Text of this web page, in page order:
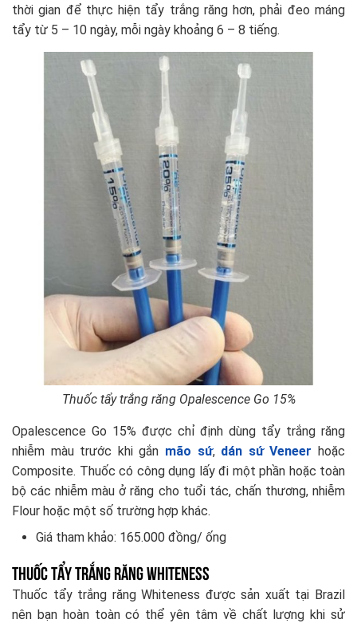
thời gian để thực hiện tẩy trắng răng hơn, phải đeo máng
tẩy từ 5 – 10 ngày, mỗi ngày khoảng 6 – 8 tiếng.
Thuốc tẩy trắng răng Opalescence Go 15%
Opalescence Go 15% được chỉ định dùng tẩy trắng răng
nhiễm màu trước khi gắn mão sứ, dán sứ Veneer hoặc
Composite. Thuốc có công dụng lấy đi một phần hoặc toàn
bộ các nhiễm màu ở răng cho tuổi tác, chấn thương, nhiễm
Flour hoặc một số trường hợp khác.
Giá tham khảo: 165.000 đồng/ ống
Thuốc tẩy trắng răng Whiteness
Thuốc tẩy trắng răng Whiteness được sản xuất tại Brazil
nên bạn hoàn toàn có thể yên tâm về chất lượng khi sử